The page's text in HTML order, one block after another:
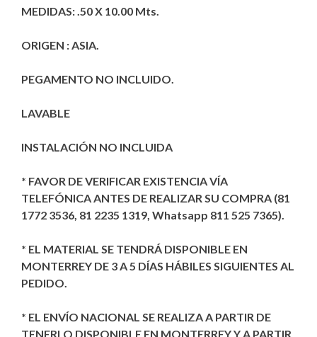
MEDIDAS: .50 X 10.00 Mts.
ORIGEN : ASIA.
PEGAMENTO NO INCLUIDO.
LAVABLE
INSTALACIÓN NO INCLUIDA
* FAVOR DE VERIFICAR EXISTENCIA VÍA
TELEFÓNICA ANTES DE REALIZAR SU COMPRA (81
1772 3536, 81 2235 1319, Whatsapp 811 525 7365).
* EL MATERIAL SE TENDRÁ DISPONIBLE EN
MONTERREY DE 3 A 5 DÍAS HÁBILES SIGUIENTES AL
PEDIDO.
* EL ENVÍO NACIONAL SE REALIZA A PARTIR DE
TENERLO DISPONIBLE EN MONTERREY Y A PARTIR